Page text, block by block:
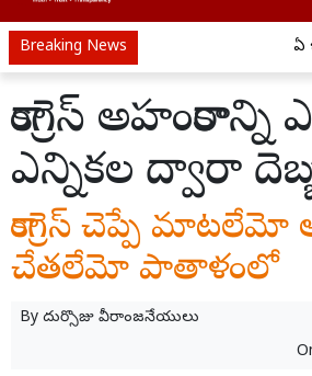
Breaking News ఏపీ
కాంగ్రెస్ అహంకారాన్ని
ఎన్నికల ద్వారా
కాంగ్రెస్ చెప్పే మాటలేమో
చేతలేమో పాతాళంలో
By దుర్సొజు వీరాంజనేయులు